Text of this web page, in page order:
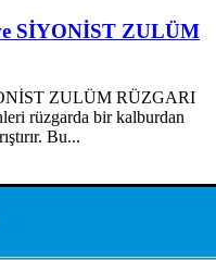
SİYONİST ZULÜM
ZULÜM RÜZGARI
rüzgarda bir kalburdan
Bu...